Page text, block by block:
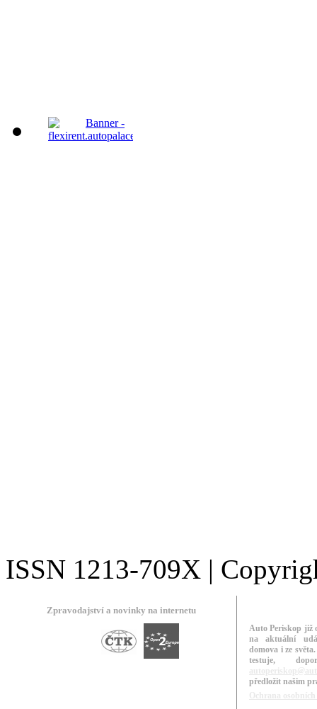
ISSN 1213-709X |
Zpravodajství a novinky na internetu
Auto Periskop již
na aktuální
domova i ze
testuje,
předložit našim